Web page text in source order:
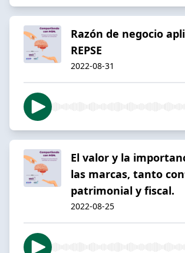
Razón de negocio
REPSE
2022-08-31
El valor y la
las marcas, tanto
patrimonial y fiscal.
2022-08-25